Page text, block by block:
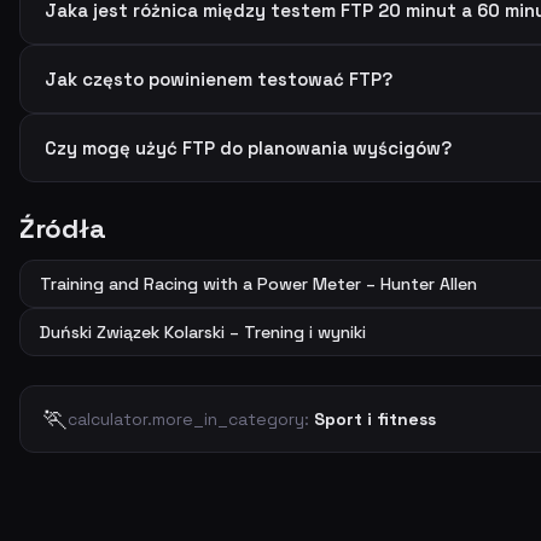
Jaka jest różnica między testem FTP 20 minut a 60
Jak często powinienem testować FTP?
Czy mogę użyć FTP do planowania wyścigów?
Źródła
Training and Racing with a Power Meter – Hunter Allen
Duński Związek Kolarski – Trening i wyniki
🏃calculator.more_in_category: Sport i fitness